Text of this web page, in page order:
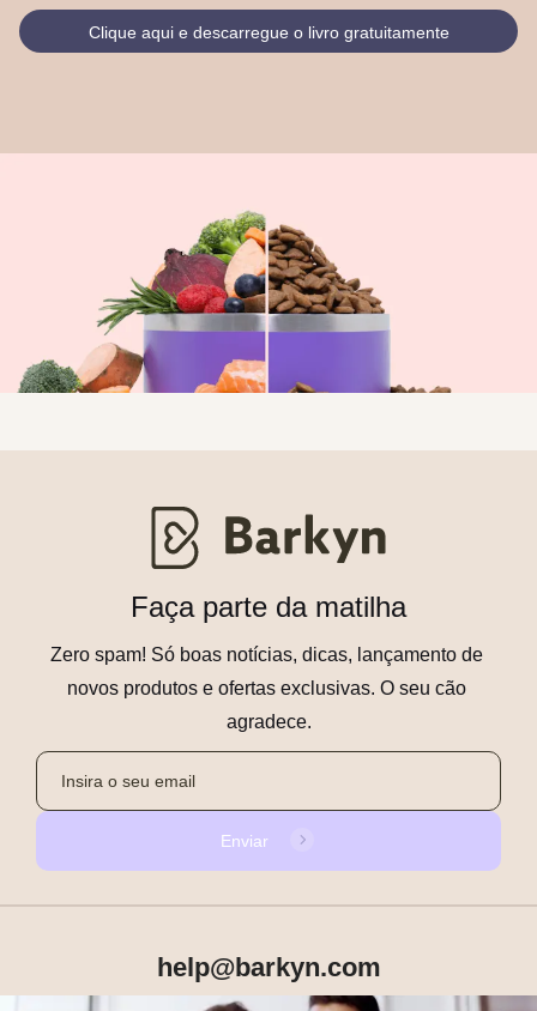
Clique aqui e descarregue o livro gratuitamente
Faça parte da matilha
Zero spam! Só boas notícias, dicas, lançamento de
novos produtos e ofertas exclusivas. O seu cão
agradece.
Enviar
help@barkyn.com